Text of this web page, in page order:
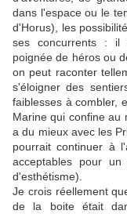
dans l'espace ou le
d'Horus), les
ses concurrents : il
poignée de héros ou
on peut raconter
s'éloigner des
faiblesses à combler,
Marine qui confine au
a du mieux avec les
pourrait continuer à
acceptables pour
d'esthétisme).
Je crois réellement
de la boite était